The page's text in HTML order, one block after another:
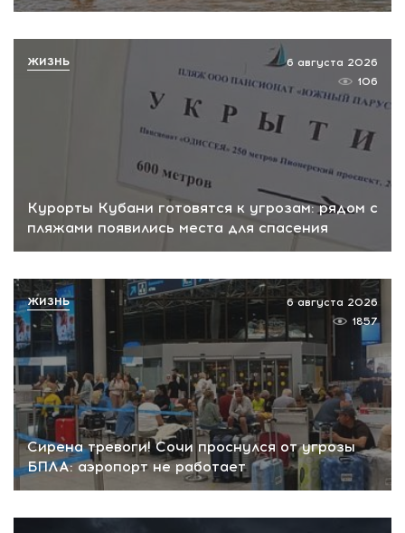
Курорты Кубани готовятся к угрозам: рядом с
пляжами появились места для спасения
6 августа 2026
106
ЖИЗНЬ
Сирена тревоги! Сочи проснулся от угрозы
БПЛА: аэропорт не работает
6 августа 2026
1857
ЖИЗНЬ